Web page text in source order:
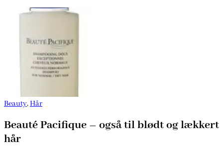
Beauty,Hår
Beauté Pacifique – også til blødt og lækkert
hår